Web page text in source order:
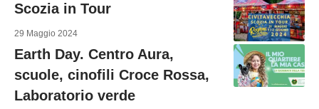
Scozia in Tour
29 Maggio 2024
Earth Day. Centro Aura,
scuole, cinofili Croce Rossa,
Laboratorio verde